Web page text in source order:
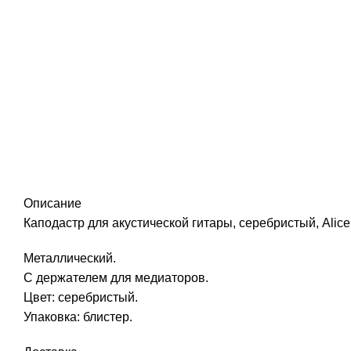
Описание
Каподастр для акустической гитары, серебристый, Alice
Металлический.
С держателем для медиаторов.
Цвет: серебристый.
Упаковка: блистер.